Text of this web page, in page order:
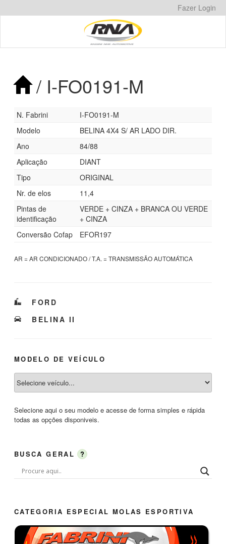
para
Fazer Login
/ I-FO0191-M
N. Fabrini
I-FO0191-M
Modelo
BELINA 4X4 S/ AR LADO DIR.
Ano
84/88
Aplicação
DIANT
Tipo
ORIGINAL
Nr. de elos
11,4
Pintas de
identificação
VERDE + CINZA + BRANCA OU VERDE
+ CINZA
Conversão Cofap
EFOR197
AR = AR CONDICIONADO / T.A. = TRANSMISSÃO AUTOMÁTICA
CATEGORIAS
FORD
TAGS
BELINA II
MODELO DE VEÍCULO
Selecione aqui o seu modelo e acesse de forma simples e rápida
todas as opções disponiveis.
BUSCA GERAL ?
CATEGORIA ESPECIAL MOLAS ESPORTIVA